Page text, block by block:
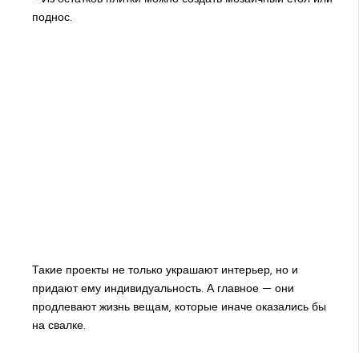
поднос.
Такие проекты не только украшают интерьер, но и
придают ему индивидуальность. А главное — они
продлевают жизнь вещам, которые иначе оказались бы
на свалке.